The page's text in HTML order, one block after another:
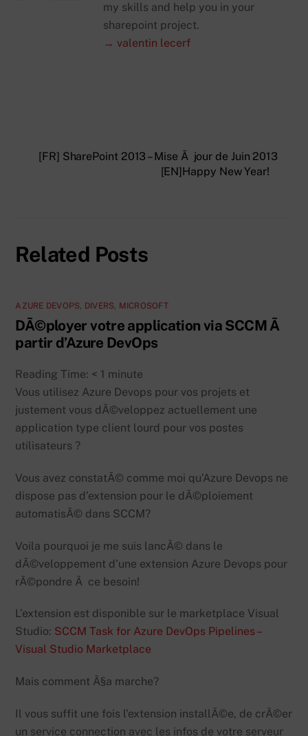
my skills and help you in your
sharepoint project.
→ valentin lecerf
[FR] SharePoint 2013 – Mise Ã jour de Juin 2013
[EN]Happy New Year!
Related Posts
AZURE DEVOPS, DIVERS, MICROSOFT
DÃ©ployer votre application via SCCM Ã
partir d’Azure DevOps
Reading Time: < 1 minute
Vous utilisez Azure Devops pour vos projets et
justement vous dÃ©veloppez actuellement une
application type client lourd pour vos postes
utilisateurs ?
Vous avez constatÃ© comme moi qu’Azure Devops ne
dispose pas d’extension pour le dÃ©ploiement
automatisÃ© dans SCCM?
Voila pourquoi je me suis lancÃ© dans le
dÃ©veloppement d’une extension Azure Devops pour
rÃ©pondre Ã ce besoin!
L’extension est disponible sur le marketplace Visual
Studio: SCCM Task for Azure DevOps Pipelines –
Visual Studio Marketplace
Mais comment Ã§a marche?
Il vous suffit une fois l’extension installÃ©e, de crÃ©er
un service connection avec les infos de votre serveur